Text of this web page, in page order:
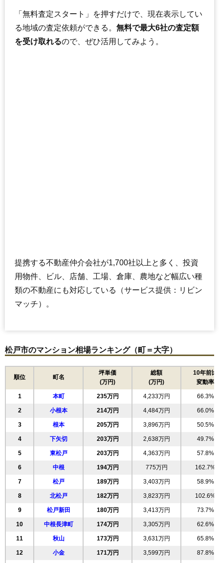
浅間台ハイホーム西棟
住所 千葉県松戸市松戸
交通 松戸駅（15分）
交通 松戸駅（4分）
相場 4,060万円～4,360万円
パークホームズ松戸シティフロント
住所 千葉県松戸市松戸
相場 6,050万円～6,450万円
(80.7万円/㎡~86.0万円/㎡)
無料一括査定をする
ライオンズマンション松戸柿ノ木台
住所 千葉県松戸市松戸
交通 松戸駅（18分）
2,580万円～2,780万円
(33.9万円/㎡~36.6万円/㎡)
マンションナビで
無料一括査定をする
「無料査定スタート」を押すだけで、現在表示してい
る地域の査定依頼ができる。 無料で最大6社の査定額
を受け取れるので、ぜひ活用してみよう。
提携する不動産仲介会社が1,700社以上と多く、投資
用物件、ビル、店舗、工場、倉庫、農地など幅広い種
類の不動産にも対応している（サービス提供：リビン
マッチ）。
松戸市のマンション相場ランキング（町＝大字）
順位 町名
坪単価
(万円)
総額
(万円)
10年前比
変動率
1 本町 235万円 4,233万円 66.3%
2 小根本 214万円 4,484万円 66.0%
3 根本 205万円 3,896万円 50.5%
4 下矢切 203万円 2,638万円 49.7%
5 東松戸 203万円 4,363万円 57.8%
6 中根 194万円 775万円 162.7%
7 松戸 189万円 3,403万円 58.9%
8 北松戸 182万円 3,823万円 102.6%
9 松戸新田 180万円 3,413万円 73.7%
10 中根長津町 174万円 3,305万円 62.6%
11 秋山 173万円 3,631万円 65.8%
12 小金 171万円 3,599万円 87.8%